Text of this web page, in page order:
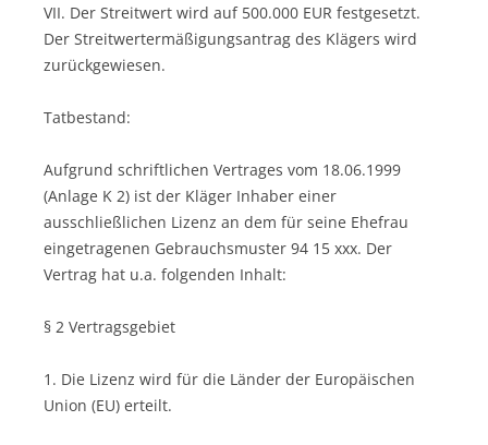
VII. Der Streitwert wird auf 500.000 EUR festgesetzt.
Der Streitwertermäßigungsantrag des Klägers wird
zurückgewiesen.
Tatbestand:
Aufgrund schriftlichen Vertrages vom 18.06.1999
(Anlage K 2) ist der Kläger Inhaber einer
ausschließlichen Lizenz an dem für seine Ehefrau
eingetragenen Gebrauchsmuster 94 15 xxx. Der
Vertrag hat u.a. folgenden Inhalt:
§ 2 Vertragsgebiet
1. Die Lizenz wird für die Länder der Europäischen
Union (EU) erteilt.